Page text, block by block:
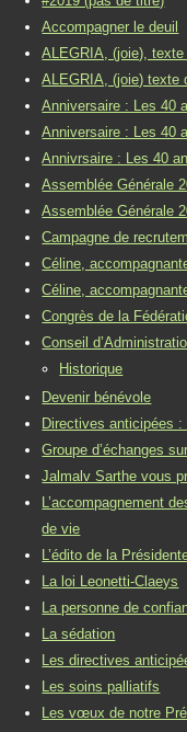
Accompagner le deuil
ALEGRIA, (joie),
ALEGRIA, (joie) texte
Anniversaire : Les 40
Anniversaire : Les 40
Annivrsaire : Les 40
Assemblée Générale
Assemblée Générale
Campagne de
Céline,
Céline,
Congrès de la
Conseil
Historique
Devenir bénévole
Directives anticipées :
Groupe d’échanges
Jalmalv Sarthe vous
L’accompagnement
de vie
L’édito de la
La loi Leonetti-Claeys
La personne de
La sédation
Les directives
Les soins palliatifs
Les vœux de notre